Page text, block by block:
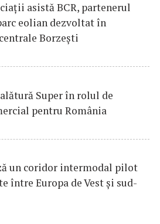
asistă BCR, partenerul
eolian dezvoltat în
Borzești
Super în rolul de
pentru România
un coridor intermodal pilot
între Europa de Vest și sud-